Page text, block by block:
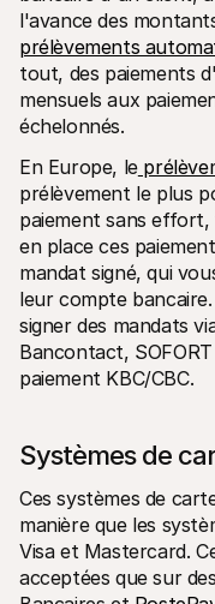
l'avance des
prélèvements
tout, des paiements
mensuels aux
échelonnés.
En Europe, le
prélèvement le plus
paiement sans
en place ces
mandat signé, qui
leur compte
signer des mandats
Bancontact,
paiement KBC/CBC.
Systèmes de
Ces systèmes de
manière que les
Visa et Mastercard.
acceptées que sur